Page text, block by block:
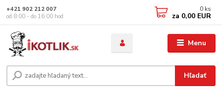
Menu
Hľadať
+421 902 212 007
od 8:00 - do 16:00 hod
0 ks
za 0,00 EUR